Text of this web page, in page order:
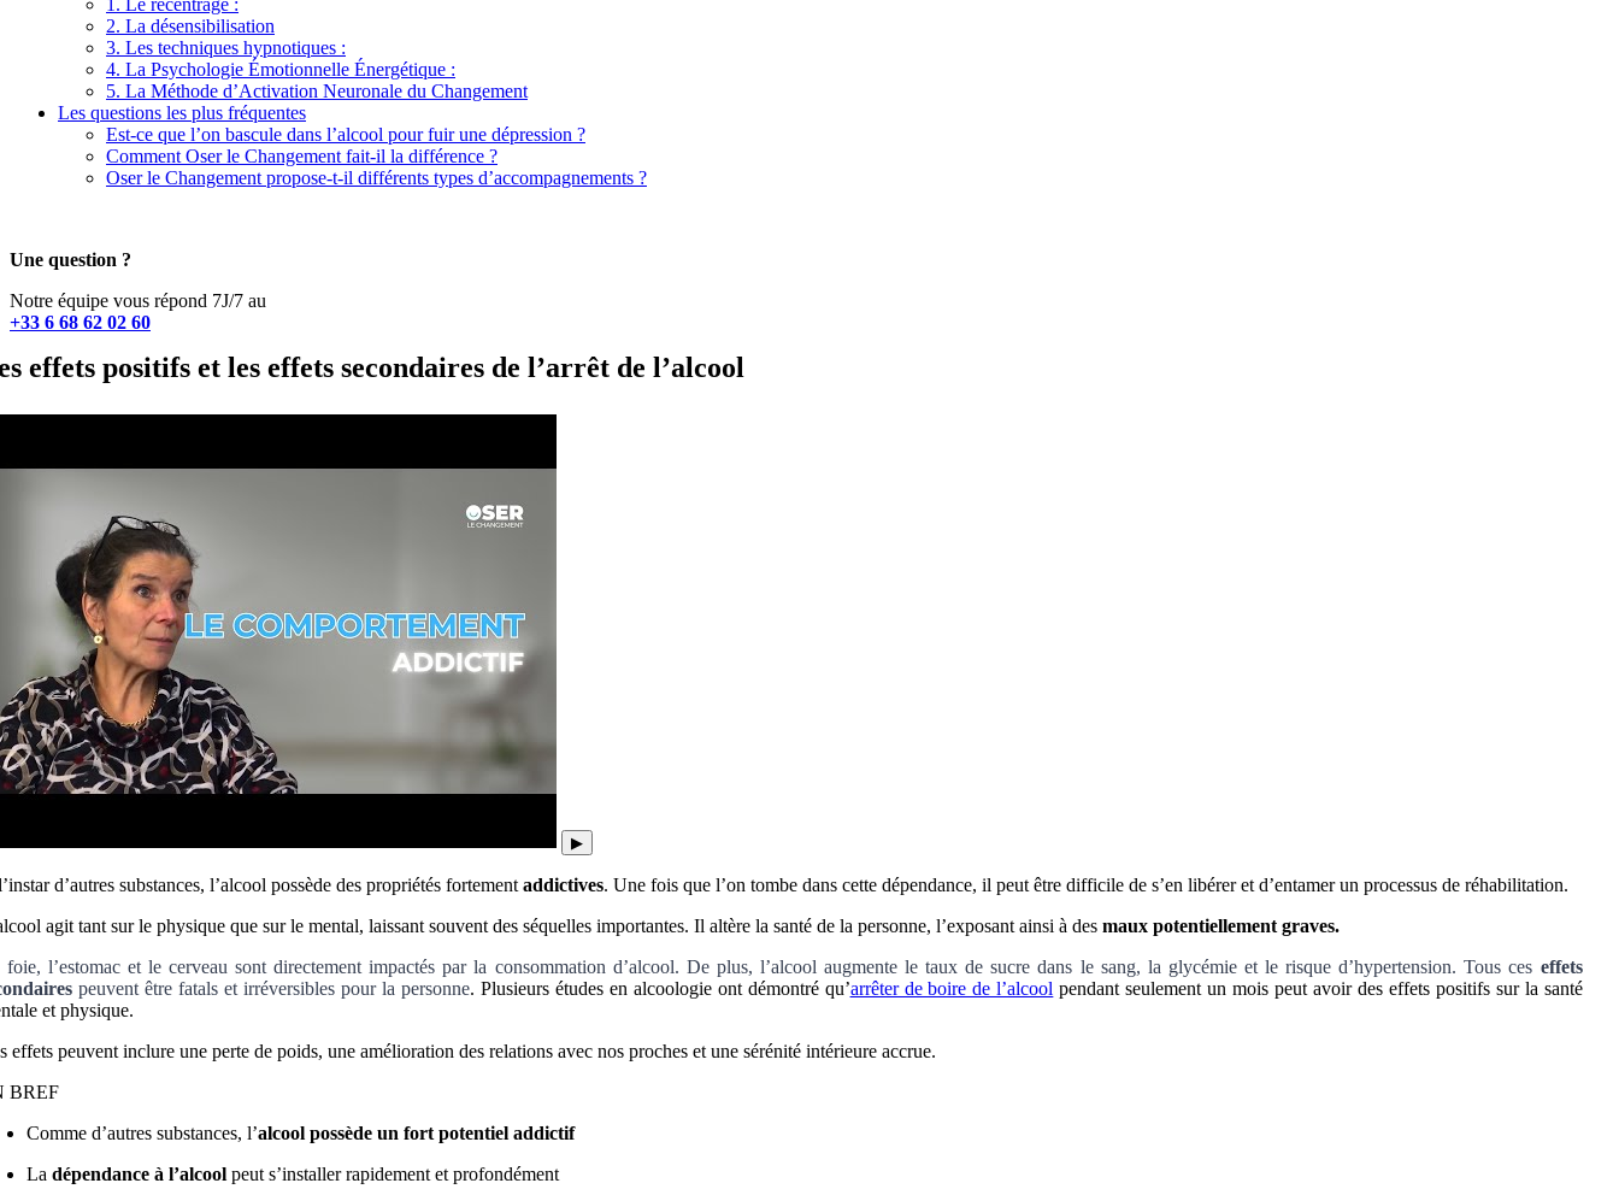
1. Le recentrage :
2. La désensibilisation
3. Les techniques hypnotiques :
4. La Psychologie Émotionnelle Énergétique :
5. La Méthode d’Activation Neuronale du Changement
Les questions les plus fréquentes
Est-ce que l’on bascule dans l’alcool pour fuir une dépression ?
Comment Oser le Changement fait-il la différence ?
Oser le Changement propose-t-il différents types d’accompagnements ?
Une question ?
Notre équipe vous répond 7J/7 au
+33 6 68 62 02 60
effets positifs et les effets secondaires de l’arrêt de l’alcool
▶
d’autres substances, l’alcool possède des propriétés fortementaddictives. Une fois que l’on tombe dans cette dépendance, il peut être difficile de s’en libérer et d’entamer un processus de réhabilitation.
agit tant sur le physique que sur le mental, laissant souvent des séquelles importantes. Il altère la santé de la personne, l’exposant ainsi à desmaux potentiellement graves.
l’estomac et le cerveau sont directement impactés par la consommation d’alcool. De plus, l’alcool augmente le taux de sucre dans le sang, la glycémie et le risque d’hypertension. Tous ces effets
peuvent être fatals et irréversibles pour la personne. Plusieurs études en alcoologie ont démontré qu’arrêter de boire de l’alcool pendant seulement un mois peut avoir des effets positifs sur la santé
et physique.
effets peuvent inclure une perte de poids, une amélioration des relations avec nos proches et une sérénité intérieure accrue.
BREF
Comme d’autres substances, l’alcool possède un fort potentiel addictif
Ladépendance à l’alcool peut s’installer rapidement et profondément